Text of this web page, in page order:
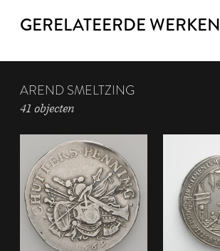
GERELATEERDE WERKEN
AREND SMELTZING
41 objecten